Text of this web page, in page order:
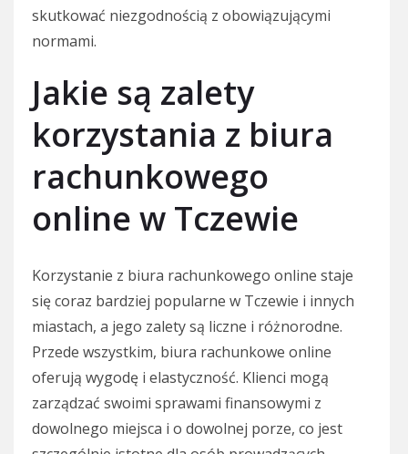
skutkować niezgodnością z obowiązującymi
normami.
Jakie są zalety
korzystania z biura
rachunkowego
online w Tczewie
Korzystanie z biura rachunkowego online staje
się coraz bardziej popularne w Tczewie i innych
miastach, a jego zalety są liczne i różnorodne.
Przede wszystkim, biura rachunkowe online
oferują wygodę i elastyczność. Klienci mogą
zarządzać swoimi sprawami finansowymi z
dowolnego miejsca i o dowolnej porze, co jest